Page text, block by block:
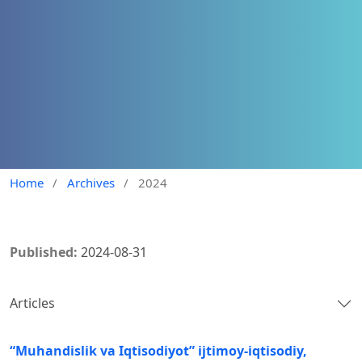
Home / Archives / 2024
Published: 2024-08-31
Articles
“Muhandislik va Iqtisodiyot” ijtimoy-iqtisodiy,